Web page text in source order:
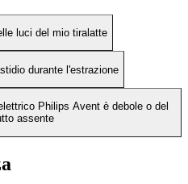
luci del mio tiralatte
durante l'estrazione
Philips Avent è debole o del
assente